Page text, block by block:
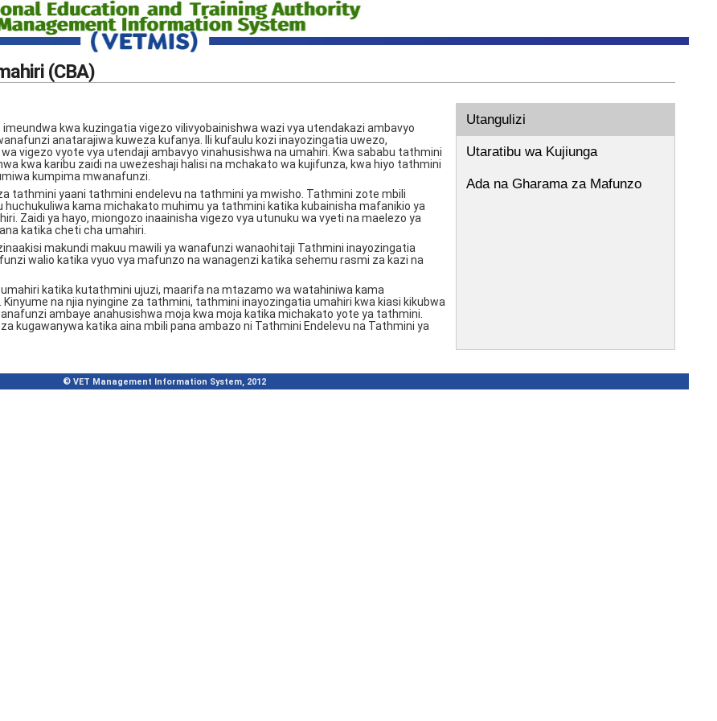
(CBA)
kwa kuzingatia vigezo vilivyobainishwa wazi vya utendakazi ambavyo
anatarajiwa kuweza kufanya. Ili kufaulu kozi inayozingatia uwezo,
vigezo vyote vya utendaji ambavyo vinahusishwa na umahiri. Kwa sababu tathmini
kwa karibu zaidi na uwezeshaji halisi na mchakato wa kujifunza, kwa hiyo tathmini
kumpima mwanafunzi.
tathmini yaani tathmini endelevu na tathmini ya mwisho. Tathmini zote mbili
kama michakato muhimu ya tathmini katika kubainisha mafanikio ya
Zaidi ya hayo, miongozo inaainisha vigezo vya utunuku wa vyeti na maelezo ya
katika cheti cha umahiri.
makundi makuu mawili ya wanafunzi wanaohitaji Tathmini inayozingatia
walio katika vyuo vya mafunzo na wanagenzi katika sehemu rasmi za kazi na
katika kutathmini ujuzi, maarifa na mtazamo wa watahiniwa kama
na njia nyingine za tathmini, tathmini inayozingatia umahiri kwa kiasi kikubwa
ambaye anahusishwa moja kwa moja katika michakato yote ya tathmini.
kugawanywa katika aina mbili pana ambazo ni Tathmini Endelevu na Tathmini ya
Utangulizi
Utaratibu wa Kujiunga
Ada na Gharama za Mafunzo
© VET Management Information System, 2012